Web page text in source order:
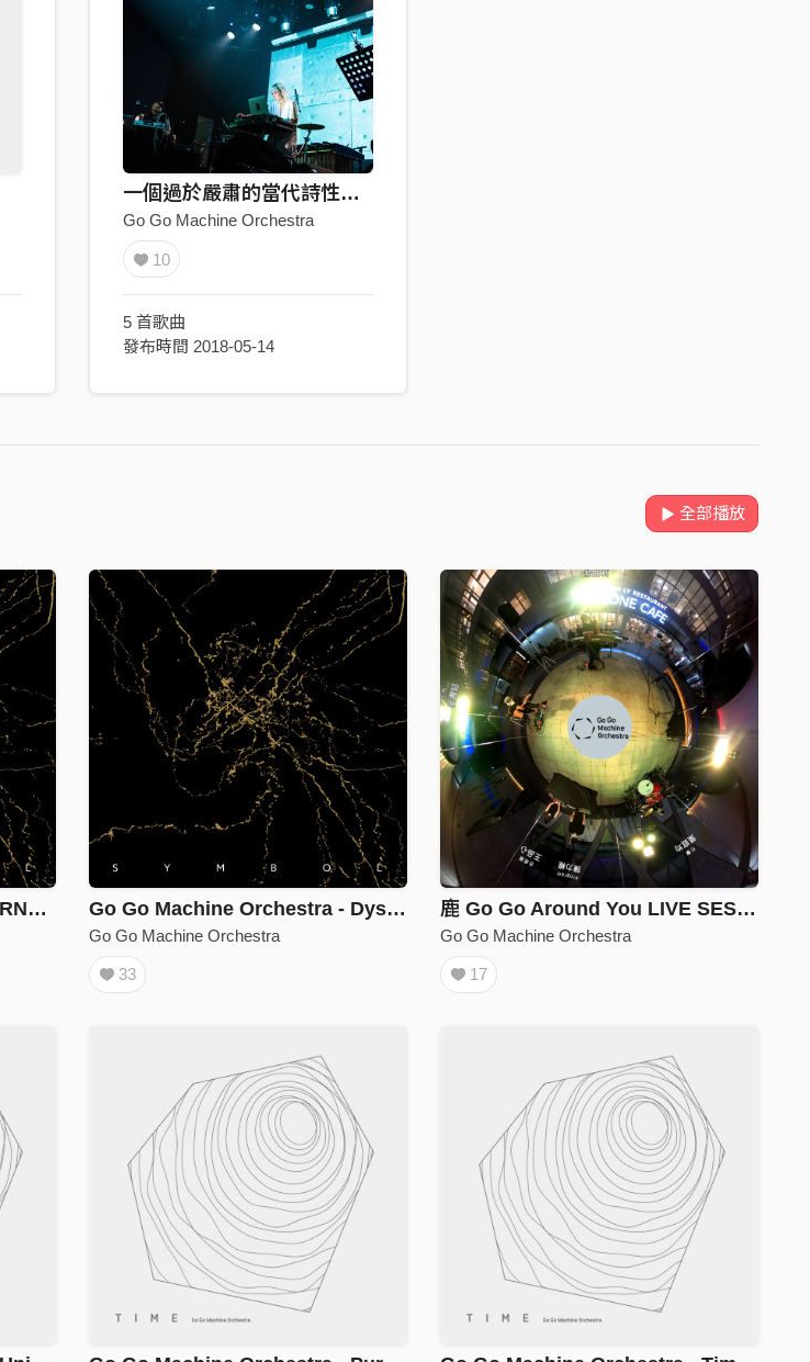
一個過於嚴肅的當代詩性實驗 | 形而上學抽象具體排練 | 音樂會
Go Go Machine Orchestra
10
5 首歌曲
發布時間 2018-05-14
全部播放
Go Go Machine Orchestra - RNA (feat. Minyen Hsieh) Go Go Machine Orchestra - Dystopia
Go Go Machine Orchestra
33
鹿 Go Go Around You LIVE SESSION
Go Go Machine Orchestra
17